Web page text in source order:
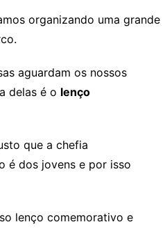
organizando uma grande
aguardam os nossos
delas é o lenço
que a chefia
é dos jovens e por isso
lenço comemorativo e